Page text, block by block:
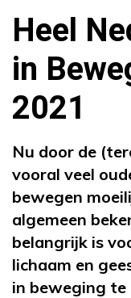
Heel
in
2021
Nu door de
vooral veel
bewegen
algemeen
belangrijk is
lichaam en
in beweging